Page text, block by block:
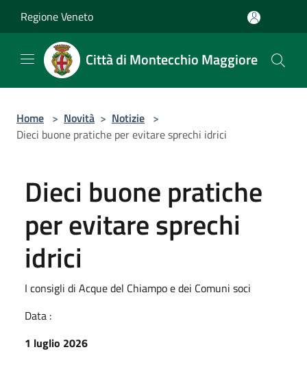
Regione Veneto
Città di Montecchio Maggiore
Home > Novità > Notizie >
Dieci buone pratiche per evitare sprechi idrici
Dieci buone pratiche
per evitare sprechi
idrici
I consigli di Acque del Chiampo e dei Comuni soci
Data :
1 luglio 2026